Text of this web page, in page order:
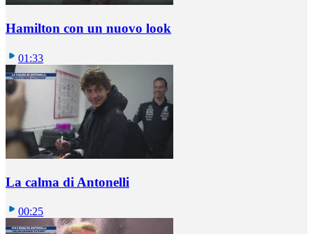
Hamilton con un nuovo look
01:33
La calma di Antonelli
00:25